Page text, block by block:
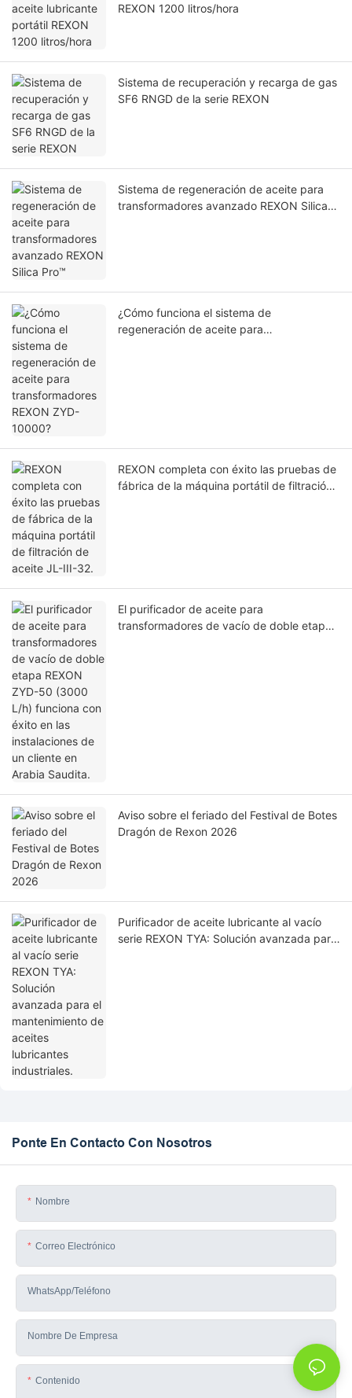
REXON 1200 litros/hora
Sistema de recuperación y recarga de gas
SF6 RNGD de la serie REXON
Sistema de regeneración de aceite para
transformadores avanzado REXON Silica
¿Cómo funciona el sistema de
regeneración de aceite para
REXON completa con éxito las pruebas de
fábrica de la máquina portátil de filtración
El purificador de aceite para
transformadores de vacío de doble etapa
Aviso sobre el feriado del Festival de Botes
Dragón de Rexon 2026
Purificador de aceite lubricante al vacío
serie REXON TYA: Solución avanzada para
Ponte En Contacto Con Nosotros
Nombre
Correo Electrónico
WhatsApp/teléfono
Nombre De Empresa
Contenido